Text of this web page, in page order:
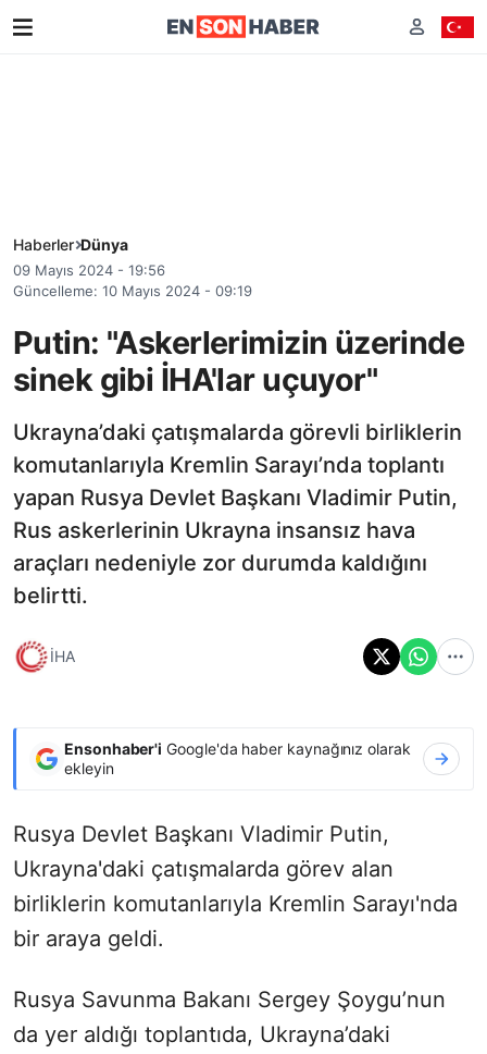
Haberler Dünya
09 Mayıs 2024 - 19:56
Güncelleme: 10 Mayıs 2024 - 09:19
Putin: "Askerlerimizin üzerinde
sinek gibi İHA'lar uçuyor"
Ukrayna’daki çatışmalarda görevli birliklerin
komutanlarıyla Kremlin Sarayı’nda toplantı
yapan Rusya Devlet Başkanı Vladimir Putin,
Rus askerlerinin Ukrayna insansız hava
araçları nedeniyle zor durumda kaldığını
belirtti.
İHA
Ensonhaber'i Google'da haber kaynağınız olarak
ekleyin
Rusya Devlet Başkanı Vladimir Putin,
Ukrayna'daki çatışmalarda görev alan
birliklerin komutanlarıyla Kremlin Sarayı'nda
bir araya geldi.
Rusya Savunma Bakanı Sergey Şoygu’nun
da yer aldığı toplantıda, Ukrayna’daki